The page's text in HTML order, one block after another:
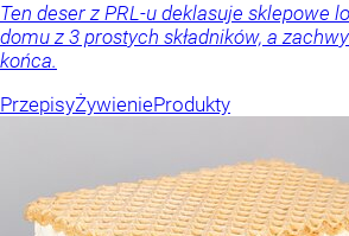
Ten deser z PRL-u deklasuje sklepowe
domu z 3 prostych składników, a
końca.
PrzepisyŻywienieProdukty